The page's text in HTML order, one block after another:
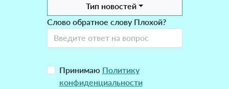
Тип новостей
Слово обратное слову Плохой?
Принимаю Политику
конфиденциальности